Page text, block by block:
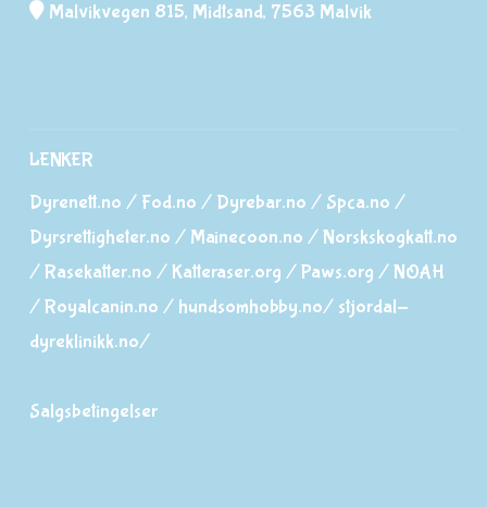
Malvikvegen 815, Midtsand, 7563 Malvik
LENKER
Dyrenett.no / Fod.no / Dyrebar.no / Spca.no /
Dyrsrettigheter.no / Mainecoon.no /Norskskogkatt.no
/Rasekatter.no /Katteraser.org /Paws.org /NOAH
/Royalcanin.no / hundsomhobby.no/ stjordal-
dyreklinikk.no/
Salgsbetingelser